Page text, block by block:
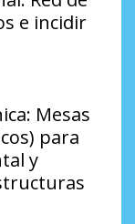
e incidir
Mesas
para
y